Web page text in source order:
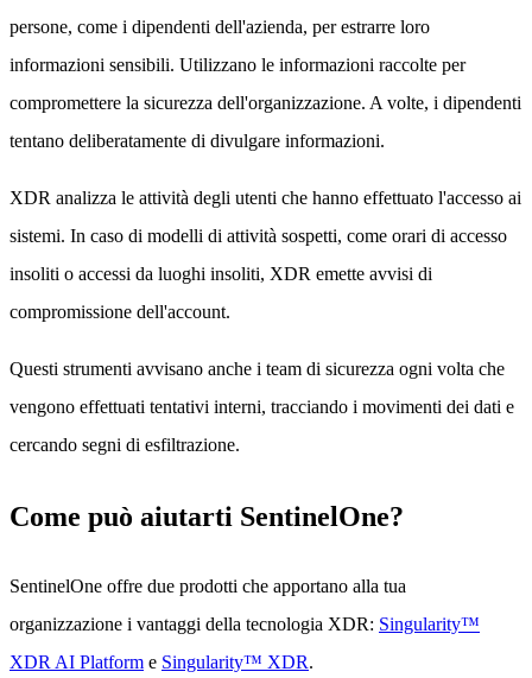
persone, come i dipendenti dell'azienda, per estrarre loro
informazioni sensibili. Utilizzano le informazioni raccolte per
compromettere la sicurezza dell'organizzazione. A volte, i dipendenti
tentano deliberatamente di divulgare informazioni.
XDR analizza le attività degli utenti che hanno effettuato l'accesso ai
sistemi. In caso di modelli di attività sospetti, come orari di accesso
insoliti o accessi da luoghi insoliti, XDR emette avvisi di
compromissione dell'account.
Questi strumenti avvisano anche i team di sicurezza ogni volta che
vengono effettuati tentativi interni, tracciando i movimenti dei dati e
cercando segni di esfiltrazione.
Come può aiutarti SentinelOne?
SentinelOne offre due prodotti che apportano alla tua
organizzazione i vantaggi della tecnologia XDR: Singularity™
XDR AI Platform e Singularity™ XDR.